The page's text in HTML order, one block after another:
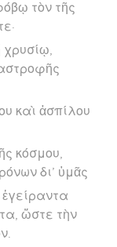
τὸν τῆς
χρυσίῳ,
καὶ ἀσπίλου
κόσμου,
δι’ ὑμᾶς
ἐγείραντα
ὥστε τὴν